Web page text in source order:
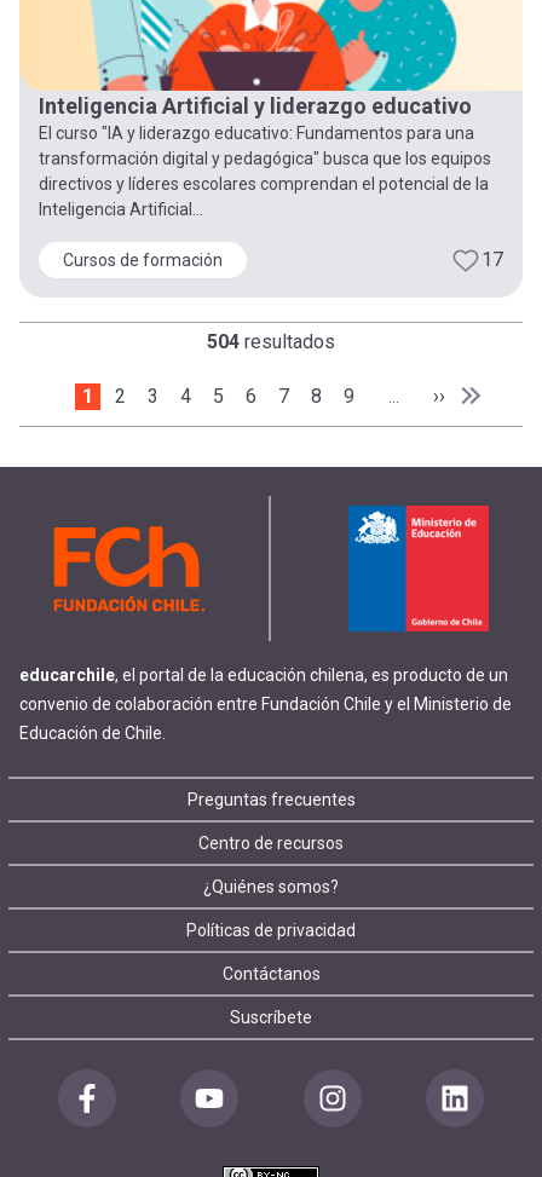
Inteligencia Artificial y liderazgo educativo
El curso "IA y liderazgo educativo: Fundamentos para una
transformación digital y pedagógica" busca que los equipos
directivos y líderes escolares comprendan el potencial de la
Inteligencia Artificial...
Cursos de formación 17
504 resultados
PaginaciónPágina actual
1 Page
2 Page
3 Page
4 Page
5 Page
6 Page
7 Page
8 Page
9 … Siguiente
›› Última
Última »
educarchile, el portal de la educación chilena, es producto de un
convenio de colaboración entre Fundación Chile y el Ministerio de
Educación de Chile.
Footer
menu
Preguntas frecuentes
Centro de recursos
¿Quiénes somos?
Políticas de privacidad
Contáctanos
Suscríbete
Redes